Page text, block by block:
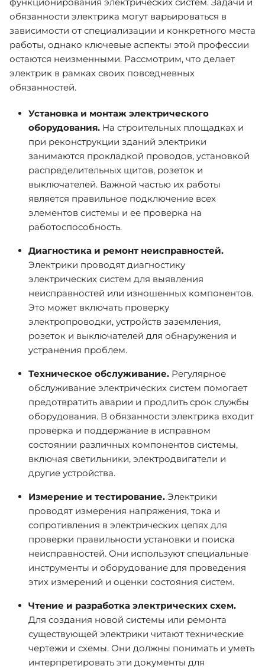
функционирования электрических систем. Задачи и
обязанности электрика могут варьироваться в
зависимости от специализации и конкретного места
работы, однако ключевые аспекты этой профессии
остаются неизменными. Рассмотрим, что делает
электрик в рамках своих повседневных
обязанностей.
Установка и монтаж электрического
оборудования. На строительных площадках и
при реконструкции зданий электрики
занимаются прокладкой проводов, установкой
распределительных щитов, розеток и
выключателей. Важной частью их работы
является правильное подключение всех
элементов системы и ее проверка на
работоспособность.
Диагностика и ремонт неисправностей.
Электрики проводят диагностику
электрических систем для выявления
неисправностей или изношенных компонентов.
Это может включать проверку
электропроводки, устройств заземления,
розеток и выключателей для обнаружения и
устранения проблем.
Техническое обслуживание. Регулярное
обслуживание электрических систем помогает
предотвратить аварии и продлить срок службы
оборудования. В обязанности электрика входит
проверка и поддержание в исправном
состоянии различных компонентов системы,
включая светильники, электродвигатели и
другие устройства.
Измерение и тестирование. Электрики
проводят измерения напряжения, тока и
сопротивления в электрических цепях для
проверки правильности установки и поиска
неисправностей. Они используют специальные
инструменты и оборудование для проведения
этих измерений и оценки состояния систем.
Чтение и разработка электрических схем.
Для создания новой системы или ремонта
существующей электрики читают технические
чертежи и схемы. Они должны понимать и уметь
интерпретировать эти документы для